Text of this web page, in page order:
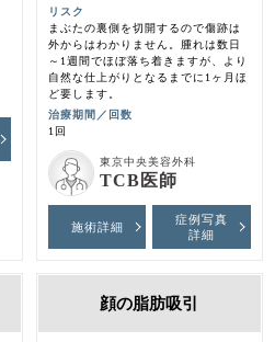
リスク
まぶたの裏側を切開するので傷跡は
外からはわかりません。腫れは数日
～1週間でほぼ落ち着きますが、より
自然な仕上がりとなるまでに1ヶ月ほ
ど要します。
治療期間／回数
1回
東京中央美容外科
TCB医師
施術詳細
症例写真
詳細
顔の脂肪吸引